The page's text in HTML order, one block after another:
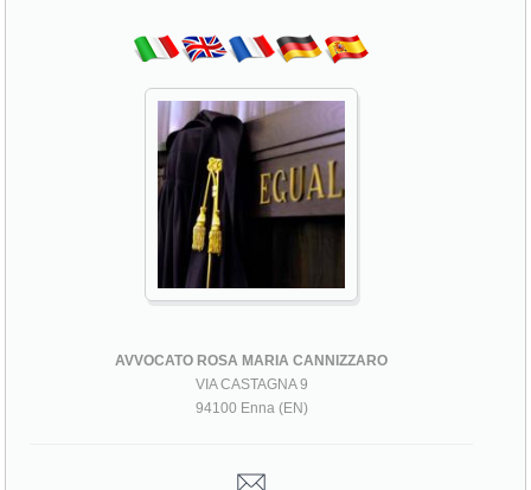
AVVOCATO ROSA MARIA CANNIZZARO
VIA CASTAGNA 9
94100 Enna (EN)